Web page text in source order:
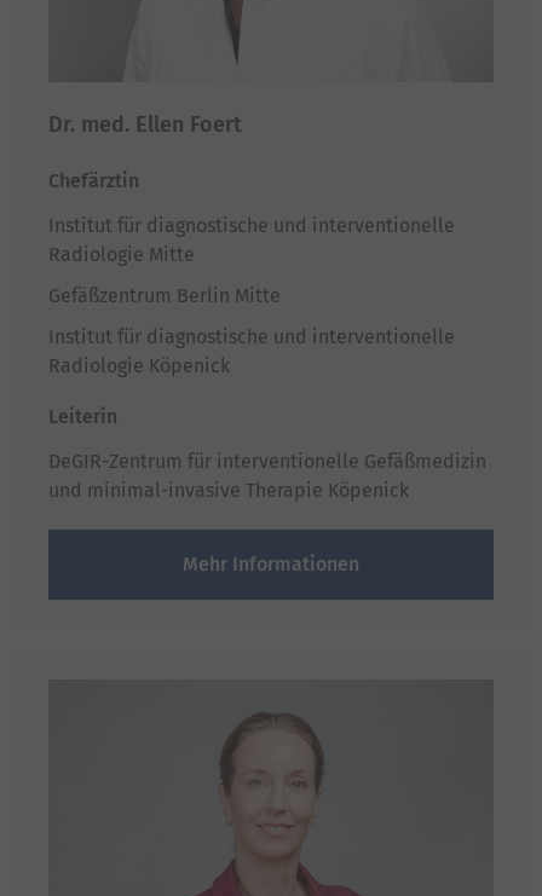
Dr. med. Ellen Foert
Chefärztin
Institut für diagnostische und interventionelle
Radiologie Mitte
Gefäßzentrum Berlin Mitte
Institut für diagnostische und interventionelle
Radiologie Köpenick
Leiterin
DeGIR-Zentrum für interventionelle Gefäßmedizin
und minimal-invasive Therapie Köpenick
Mehr Informationen